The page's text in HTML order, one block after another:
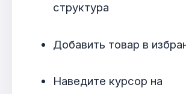
структура
Добавить товар в
Наведите курсор на